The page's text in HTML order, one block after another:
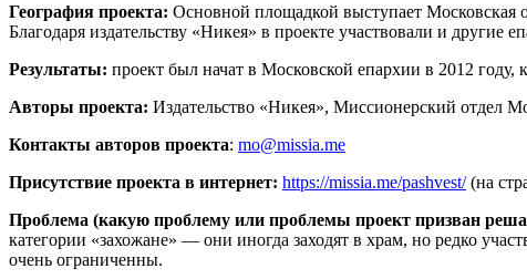
География проекта: Основной площадкой выступает Московская
Благодаря издательству «Никея» в проекте участвовали и другие
Результаты: проект был начат в Московской епархии в 2012 году,
Авторы проекта: Издательство «Никея», Миссионерский отдел
Контакты авторов проекта: mo@missia.me
Присутствие проекта в интернет: https://missia.me/pashvest/(на
Проблема (какую проблему или проблемы проект призван
категории «захожане» — они иногда заходят в храм, но редко
очень ограниченны.